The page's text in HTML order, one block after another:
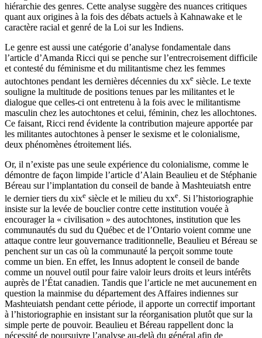
hiérarchie des genres. Cette analyse suggère des nuances critiques
quant aux origines à la fois des débats actuels à Kahnawake et le
caractère racial et genré de la Loi sur les Indiens.
Le genre est aussi une catégorie d’analyse fondamentale dans
l’article d’Amanda Ricci qui se penche sur l’entrecroisement difficile
et contesté du féminisme et du militantisme chez les femmes
autochtones pendant les dernières décennies du xxe siècle. Le texte
souligne la multitude de positions tenues par les militantes et le
dialogue que celles-ci ont entretenu à la fois avec le militantisme
masculin chez les autochtones et celui, féminin, chez les allochtones.
Ce faisant, Ricci rend évidente la contribution majeure apportée par
les militantes autochtones à penser le sexisme et le colonialisme,
deux phénomènes étroitement liés.
Or, il n’existe pas une seule expérience du colonialisme, comme le
démontre de façon limpide l’article d’Alain Beaulieu et de Stéphanie
Béreau sur l’implantation du conseil de bande à Mashteuiatsh entre
le dernier tiers du xixe siècle et le milieu du xxe. Si l’historiographie
insiste sur la levée de bouclier contre cette institution vouée à
encourager la « civilisation » des autochtones, institution que les
communautés du sud du Québec et de l’Ontario voient comme une
attaque contre leur gouvernance traditionnelle, Beaulieu et Béreau se
penchent sur un cas où la communauté la perçoit somme toute
comme un bien. En effet, les Innus adoptent le conseil de bande
comme un nouvel outil pour faire valoir leurs droits et leurs intérêts
auprès de l’État canadien. Tandis que l’article ne met aucunement en
question la mainmise du département des Affaires indiennes sur
Mashteuiatsh pendant cette période, il apporte un correctif important
à l’historiographie en insistant sur la réorganisation plutôt que sur la
simple perte de pouvoir. Beaulieu et Béreau rappellent donc la
nécessité de poursuivre l’analyse au-delà du général afin de